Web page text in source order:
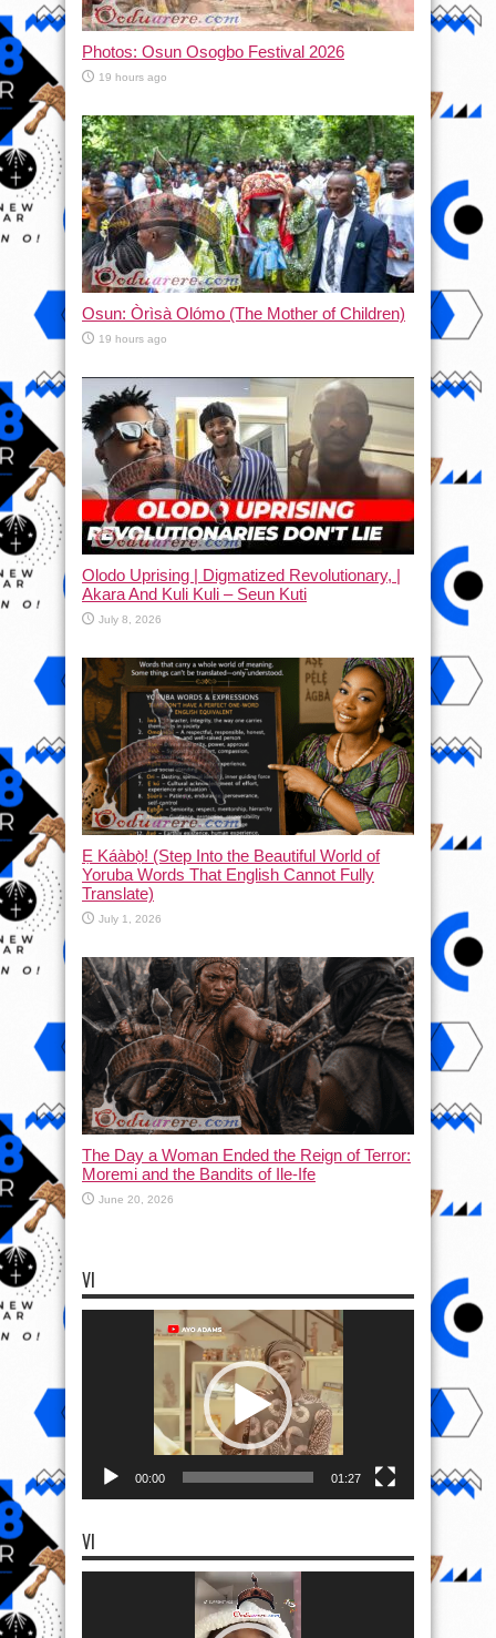
Photos: Osun Osogbo Festival 2026
19 hours ago
Osun: Òrìsà Olómo (The Mother of Children)
19 hours ago
Olodo Uprising | Digmatized Revolutionary, |
Akara And Kuli Kuli – Seun Kuti
July 8, 2026
Ẹ Káàbọ̀! (Step Into the Beautiful World of
Yoruba Words That English Cannot Fully
Translate)
July 1, 2026
The Day a Woman Ended the Reign of Terror:
Moremi and the Bandits of Ile-Ife
June 20, 2026
VI
00:00 01:27
VI